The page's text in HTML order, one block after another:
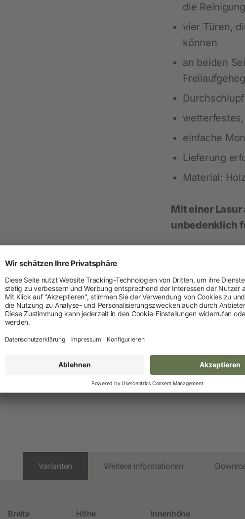
Neuheiten und Promo Artikel
Gerätezubehör
Weidezaunbatterien
Weidezubehör
Leitermaterial
Weidehaspeln
Torsysteme
die Reinigung
vier Türen,
können
an beiden
einfache
Lieferung
Material:
Mit einer
unbedenklich
Händler-Webshop
Ratgeber
Kaninchenhaltung
Varianten
Breite Höhe Innenhöhe
Weitere Informationen